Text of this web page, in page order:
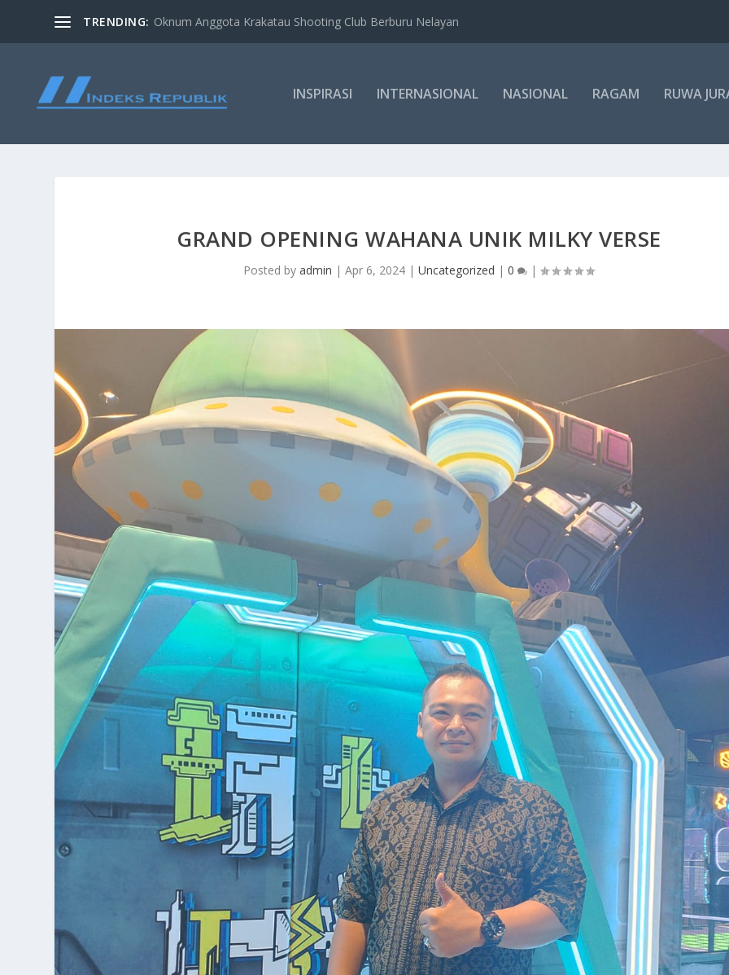
TRENDING: Oknum Anggota Krakatau Shooting Club Berburu Nelayan
INSPIRASI INTERNASIONAL NASIONAL RAGAM RUWA
GRAND OPENING WAHANA UNIK MILKY VERSE
Posted byadmin |Apr 6, 2024 |Uncategorized |0 |